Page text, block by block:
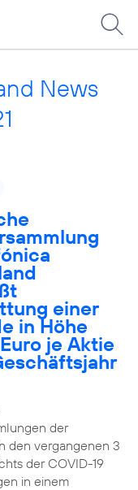
News
einer
in Höhe
je Aktie
der
den vergangenen 3
der COVID-19
in einem